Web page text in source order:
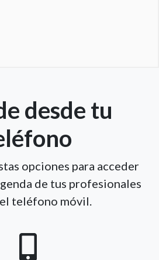
desde tu
opciones para acceder
de tus profesionales
teléfono móvil.